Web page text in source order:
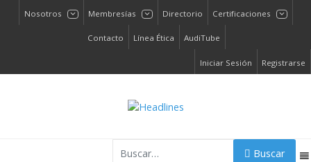
Nosotros Membresías Directorio Certificaciones
Contacto Línea Ética AudiTube
Iniciar Sesión Registrarse
Buscar